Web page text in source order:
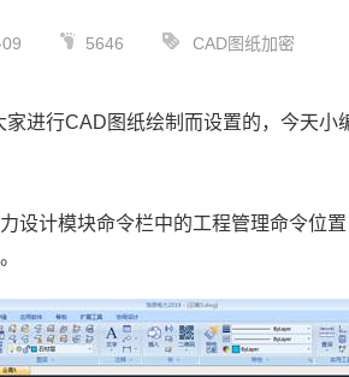
5646 CAD图纸加密
家进行CAD 图纸绘制而设置的，今天小
设计模块命令栏中的工程管理命令位